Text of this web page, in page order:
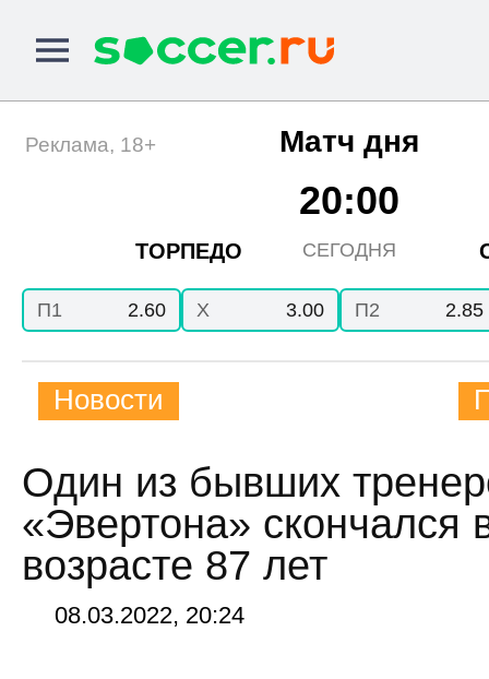
Матч дня
ТОРПЕДО
20:00
СЕГОДНЯ
Реклама, 18+
П1 2.60 X 3.00 П2 2.85
Новости
Один из бывших
«Эвертона» скончался
возрасте 87 лет
08.03.2022, 20:24